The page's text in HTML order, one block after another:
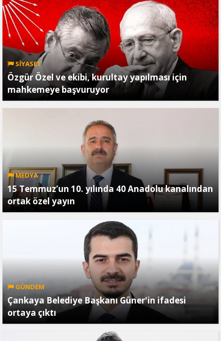
SİYASET
Özgür Özel ve ekibi, kurultay yapılması için
mahkemeye başvuruyor
MEDYA
15 Temmuz’un 10. yılında 40 Anadolu kanalından
ortak özel yayın
GÜNDEM
Çankaya Belediye Başkanı Güner'in ifadesi
ortaya çıktı